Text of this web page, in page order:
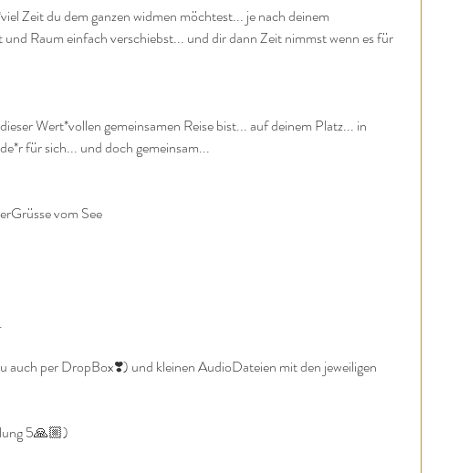
Zeit du dem ganzen widmen möchtest... je nach deinem
Raum einfach verschiebst... und dir dann Zeit nimmst wenn es für
Wert*vollen gemeinsamen Reise bist... auf deinem Platz... in
für sich... und doch gemeinsam...
vom See
auch per DropBox❣️) und kleinen AudioDateien mit den jeweiligen
5🙏🏼)